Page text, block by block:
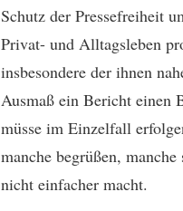
Schutz der Pressefreiheit
Privat- und Alltagsleben
insbesondere der ihnen
Ausmaß ein Bericht einen
müsse im Einzelfall
manche begrüßen,
nicht einfacher macht.